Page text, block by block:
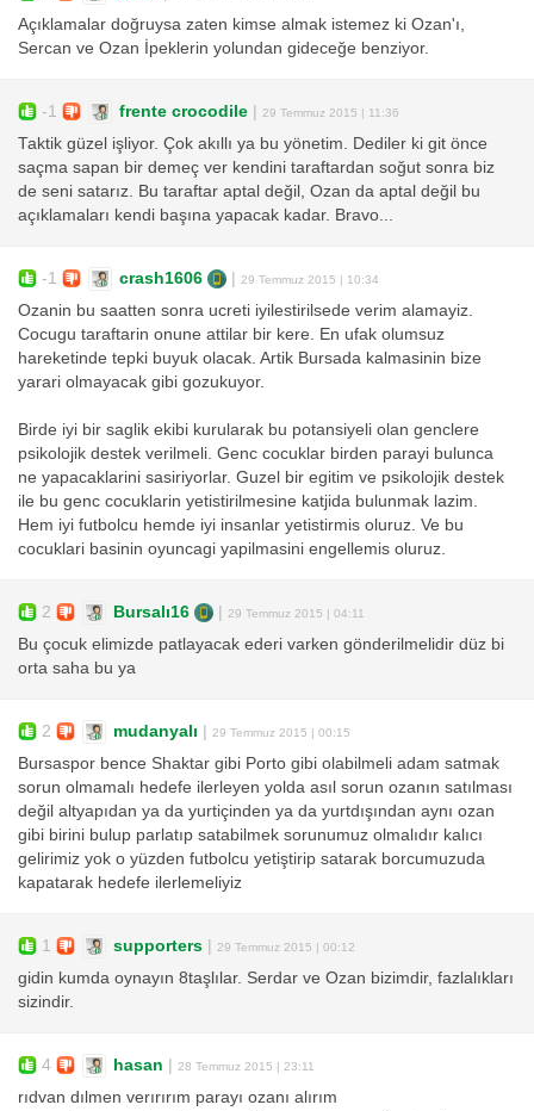
Açıklamalar doğruysa zaten kimse almak istemez ki Ozan'ı,
Sercan ve Ozan İpeklerin yolundan gideceğe benziyor.
-1 frente crocodile 29 Temmuz 2015 | 11:36
Taktik güzel işliyor. Çok akıllı ya bu yönetim. Dediler ki git önce
saçma sapan bir demeç ver kendini taraftardan soğut sonra biz
de seni satarız. Bu taraftar aptal değil, Ozan da aptal değil bu
açıklamaları kendi başına yapacak kadar. Bravo...
-1 crash1606 29 Temmuz 2015 | 10:34
Ozanin bu saatten sonra ucreti iyilestirilsede verim alamayiz.
Cocugu taraftarin onune attilar bir kere. En ufak olumsuz
hareketinde tepki buyuk olacak. Artik Bursada kalmasinin bize
yarari olmayacak gibi gozukuyor.
Birde iyi bir saglik ekibi kurularak bu potansiyeli olan genclere
psikolojik destek verilmeli. Genc cocuklar birden parayi bulunca
ne yapacaklarini sasiriyorlar. Guzel bir egitim ve psikolojik destek
ile bu genc cocuklarin yetistirilmesine katjida bulunmak lazim.
Hem iyi futbolcu hemde iyi insanlar yetistirmis oluruz. Ve bu
cocuklari basinin oyuncagi yapilmasini engellemis oluruz.
2 Bursalı16 29 Temmuz 2015 | 04:11
Bu çocuk elimizde patlayacak ederi varken gönderilmelidir düz bi
orta saha bu ya
2 mudanyalı 29 Temmuz 2015 | 00:15
Bursaspor bence Shaktar gibi Porto gibi olabilmeli adam satmak
sorun olmamalı hedefe ilerleyen yolda asıl sorun ozanın satılması
değil altyapıdan ya da yurtiçinden ya da yurtdışından aynı ozan
gibi birini bulup parlatıp satabilmek sorunumuz olmalıdır kalıcı
gelirimiz yok o yüzden futbolcu yetiştirip satarak borcumuzuda
kapatarak hedefe ilerlemeliyiz
1 supporters 29 Temmuz 2015 | 00:12
gidin kumda oynayın 8taşlılar. Serdar ve Ozan bizimdir, fazlalıkları
sizindir.
4 hasan 28 Temmuz 2015 | 23:11
rıdvan dılmen verırırım parayı ozanı alırım